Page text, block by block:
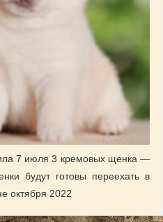
7 июля 3 кремовых щенка —
будут готовы переехать в
октября 2022